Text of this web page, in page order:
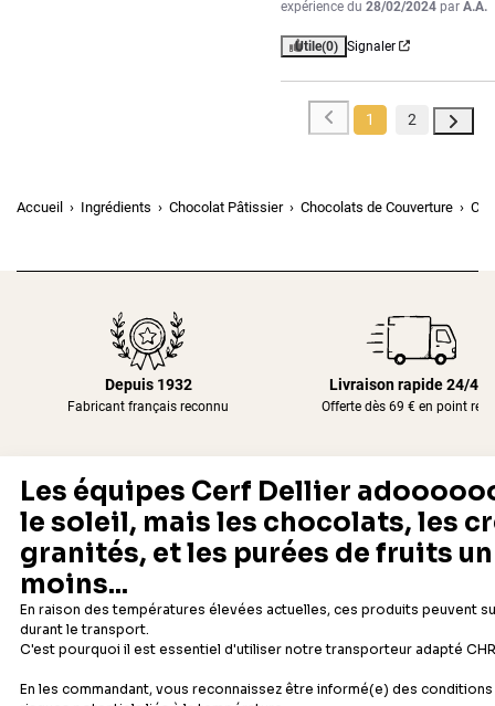
expérience du28/02/2024 parA.A.
Utile(0) Signaler
1 2
Accueil Ingrédients Chocolat Pâtissier Chocolats de Couverture
Depuis 1932
Fabricant français reconnu
Livraison rapide 24/48h
Offerte dès 69 € en point
Newsletter
Recevez les recettes, astuces et offres spéciales.
S'inscrire